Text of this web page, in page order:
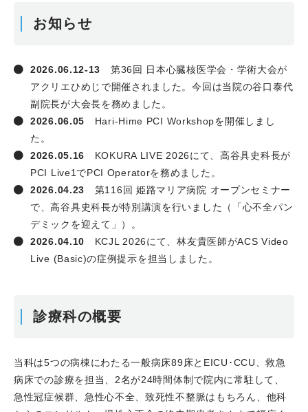
お知らせ
2026.06.12-13 第36回 日本心臓核医学会・学術大会が
アクリエひめじで開催されました。今回は当院の谷口泰代
副院長が大会長を務めました。
2026.06.05 Hari-Hime PCI Workshopを開催しまし
た。
2026.05.16 KOKURA LIVE 2026にて、高谷具史科長が
PCI Live1でPCI Operatorを務めました。
2026.04.23 第116回 姫路マリア病院 オープンセミナー
で、高谷具史科長が特別講演を行いました（「心不全パン
デミックを迎えて」）。
2026.04.10 KCJL 2026にて、林友貴医師がACS Video
Live (Basic)の症例提示を担当しました。
2025年度のBest Lecture賞は市川靖士先生が受賞しまし
は、永谷太一先生でした。
2026.03.202026年改訂版 感染性心内膜炎診療ガイドラ
イン（日本循環器学会）に舛本慧子医師（現在は留学中）
診療科の概要
当科は5つの病棟にわたる一般病床89床とEICU･CCU、救急
病床での診療を担当、2名が24時間体制で院内に常駐して、
急性冠症候群、急性心不全、致死性不整脈はもちろん、他科